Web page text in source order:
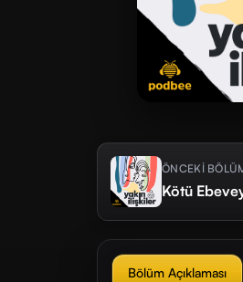
ÖNCEKİ
Kötü
Bölüm Açıklaması